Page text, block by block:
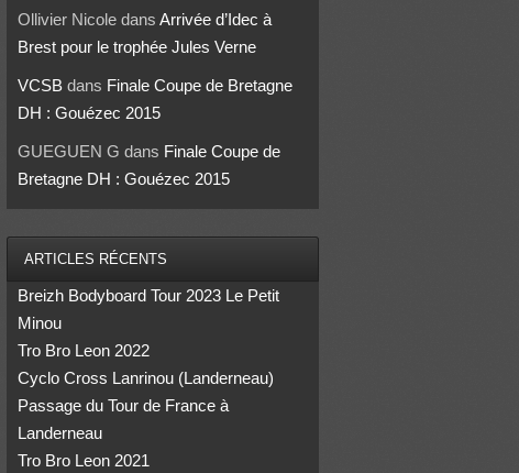
Ollivier Nicoledans Arrivée d’Idec à
Brest pour le trophée Jules Verne
VCSBdans Finale Coupe de Bretagne
DH : Gouézec 2015
GUEGUEN G dans Finale Coupe de
Bretagne DH : Gouézec 2015
ARTICLES RÉCENTS
Breizh Bodyboard Tour 2023 Le Petit
Minou
Tro Bro Leon 2022
Cyclo Cross Lanrinou (Landerneau)
Passage du Tour de France à
Landerneau
Tro Bro Leon 2021